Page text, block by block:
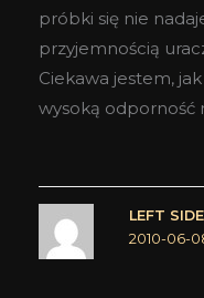
próbki się nie
przyjemnością
Ciekawa jestem,
wysoką odporność
LEFT
2010-06-